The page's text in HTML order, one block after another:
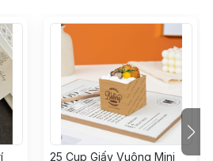
hàng cung ứng liền mạch
quốc giá tận gốc
không qua trung gian từ các
25 Cup Giấy Vuông Mini